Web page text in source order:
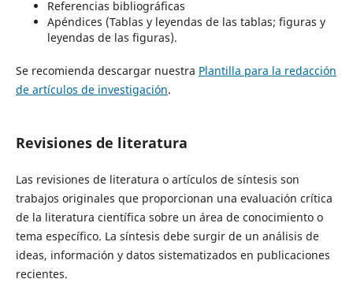
Referencias bibliográficas
Apéndices (Tablas y leyendas de las tablas; figuras y
leyendas de las figuras).
Se recomienda descargar nuestra Plantilla para la redacción
de artículos de investigación.
Revisiones de literatura
Las revisiones de literatura o artículos de síntesis son
trabajos originales que proporcionan una evaluación crítica
de la literatura científica sobre un área de conocimiento o
tema específico. La síntesis debe surgir de un análisis de
ideas, información y datos sistematizados en publicaciones
recientes.